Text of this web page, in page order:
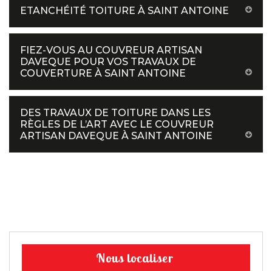
ETANCHÉITÉ TOITURE À SAINT ANTOINE
FIEZ-VOUS AU COUVREUR ARTISAN
DAVEQUE POUR VOS TRAVAUX DE
COUVERTURE À SAINT ANTOINE
DES TRAVAUX DE TOITURE DANS LES
RÈGLES DE L’ART AVEC LE COUVREUR
ARTISAN DAVEQUE À SAINT ANTOINE
Nous localiser